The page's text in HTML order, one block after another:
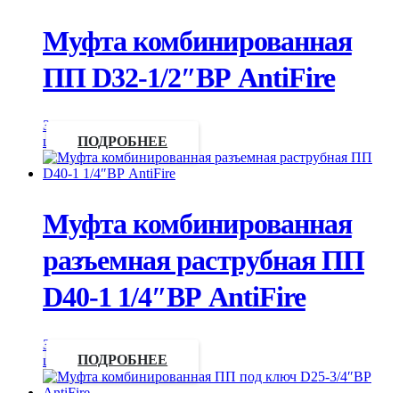
Муфта комбинированная
ПП D32-1/2″ВР AntiFire
Запросить
цену
ПОДРОБНЕЕ
Муфта комбинированная
разъемная раструбная ПП
D40-1 1/4″ВР AntiFire
Запросить
цену
ПОДРОБНЕЕ